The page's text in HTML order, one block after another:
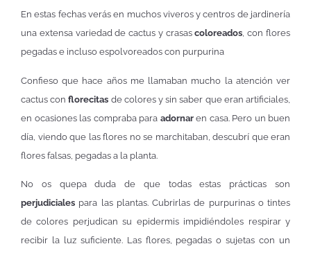
En estas fechas verás en muchos viveros y centros de jardinería
una extensa variedad de cactus y crasascoloreados, con flores
pegadas e incluso espolvoreados con purpurina
Confieso que hace años me llamaban mucho la atención ver
cactus conflorecitas de colores y sin saber que eran artificiales,
en ocasiones las compraba para adornar en casa. Pero un buen
día, viendo que las flores no se marchitaban, descubrí que eran
flores falsas, pegadas a la planta.
No os quepa duda de que todas estas prácticas son
perjudiciales para las plantas. Cubrirlas de purpurinas o tintes
de colores perjudican su epidermis impidiéndoles respirar y
recibir la luz suficiente. Las flores, pegadas o sujetas con un